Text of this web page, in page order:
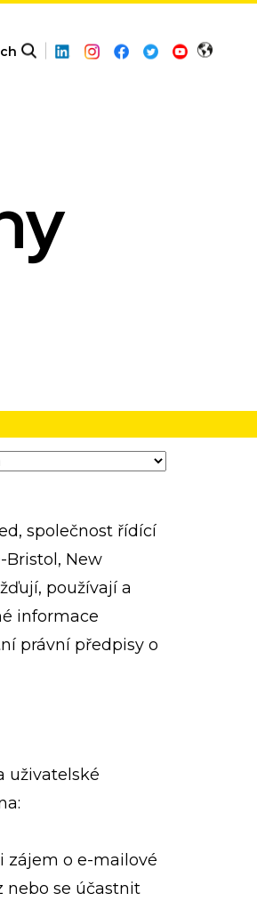
společnost řídící
Bristol, New
používají a
informace
právní předpisy o
uživatelské
zájem o e-mailové
nebo se účastnit